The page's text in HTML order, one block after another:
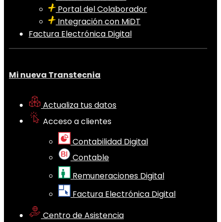
Portal del Colaborador
Integración con MiDT
Factura Electrónica Digital
Mi nueva Transtecnia
Actualiza tus datos
Acceso a clientes
Contabilidad Digital
Contable
Remuneraciones Digital
Factura Electrónica Digital
Centro de Asistencia